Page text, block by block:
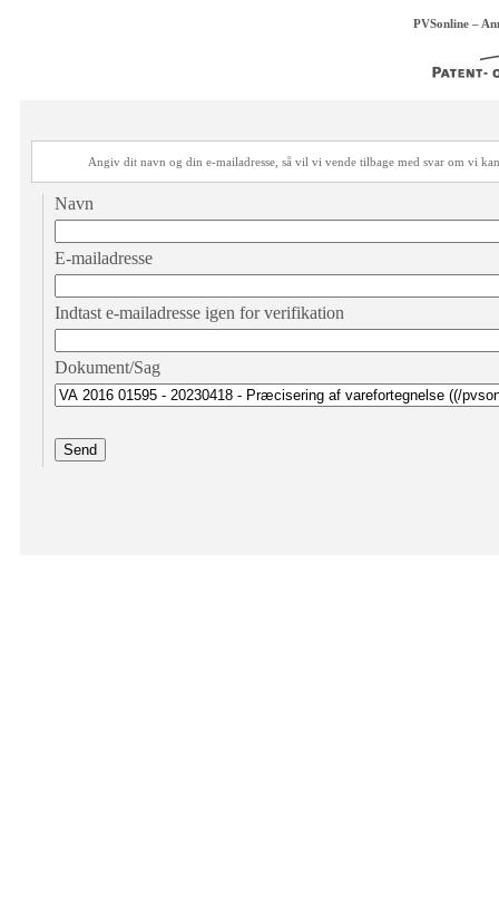
PVSonline –
Angiv dit navn og din e-mailadresse, så vil vi vende tilbage med svar om vi
Navn
E-mailadresse
Indtast e-mailadresse igen for verifikation
Dokument/Sag